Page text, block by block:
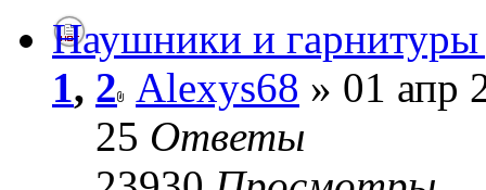
Наушники и гарнитуры
1, 2 Alexys68 » 01 апр
25 Ответы